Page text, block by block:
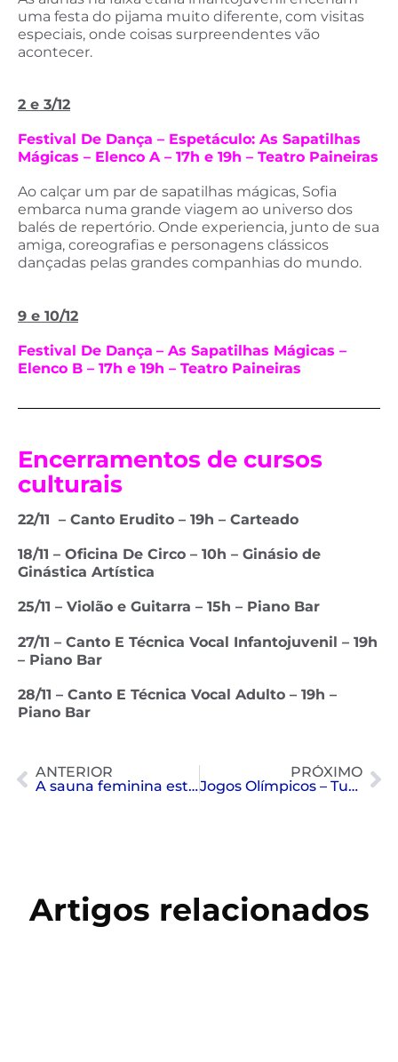
uma festa do pijama muito diferente, com visitas
especiais, onde coisas surpreendentes vão
acontecer.
2 e 3/12
Festival De Dança – Espetáculo: As Sapatilhas
Mágicas – Elenco A – 17h e 19h – Teatro Paineiras
Ao calçar um par de sapatilhas mágicas, Sofia
embarca numa grande viagem ao universo dos
balés de repertório. Onde experiencia, junto de sua
amiga, coreografias e personagens clássicos
dançadas pelas grandes companhias do mundo.
9 e 10/12
Festival De Dança – As Sapatilhas Mágicas –
Elenco B – 17h e 19h – Teatro Paineiras
Encerramentos de cursos
culturais
22/11 – Canto Erudito – 19h – Carteado
18/11 – Oficina De Circo – 10h – Ginásio de
Ginástica Artística
25/11 – Violão e Guitarra – 15h – Piano Bar
27/11 – Canto E Técnica Vocal Infantojuvenil – 19h
– Piano Bar
28/11 – Canto E Técnica Vocal Adulto – 19h –
Piano Bar
ANTERIOR
A sauna feminina está de volta
PRÓXIMO
Jogos Olímpicos – Tudo sobre as modalidades
Artigos relacionados